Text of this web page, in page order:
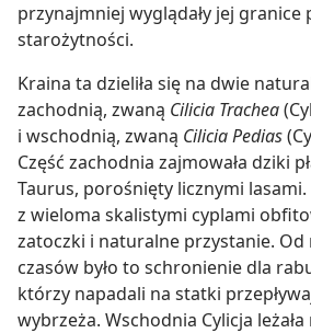
przynajmniej wyglądały jej granice
starożytności.
Kraina ta dzieliła się na dwie
zachodnią, zwaną Cilicia Trachea
i wschodnią, zwaną Cilicia Pedias
Część zachodnia zajmowała dziki
Taurus, porośnięty licznymi
z wieloma skalistymi cyplami
zatoczki i naturalne przystanie. Od
czasów było to schronienie dla
którzy napadali na statki
wybrzeża. Wschodnia Cylicja